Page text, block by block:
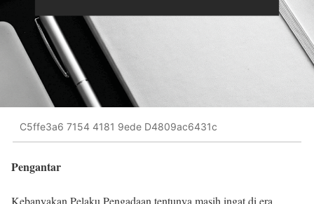
C5ffe3a6 7154 4181 9ede D4809ac6431c
Pengantar
Kebanyakan Pelaku Pengadaan tentunya masih ingat di era